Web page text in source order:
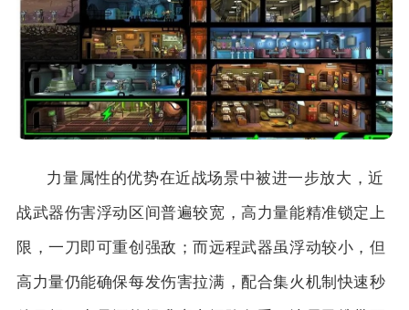
力量属性的优势在近战场景中被进一步放大，近
战武器伤害浮动区间普遍较宽，高力量能精准锁定上
限，一刀即可重创强敌；而远程武器虽浮动较小，但
高力量仍能确保每发伤害拉满，配合集火机制快速秒